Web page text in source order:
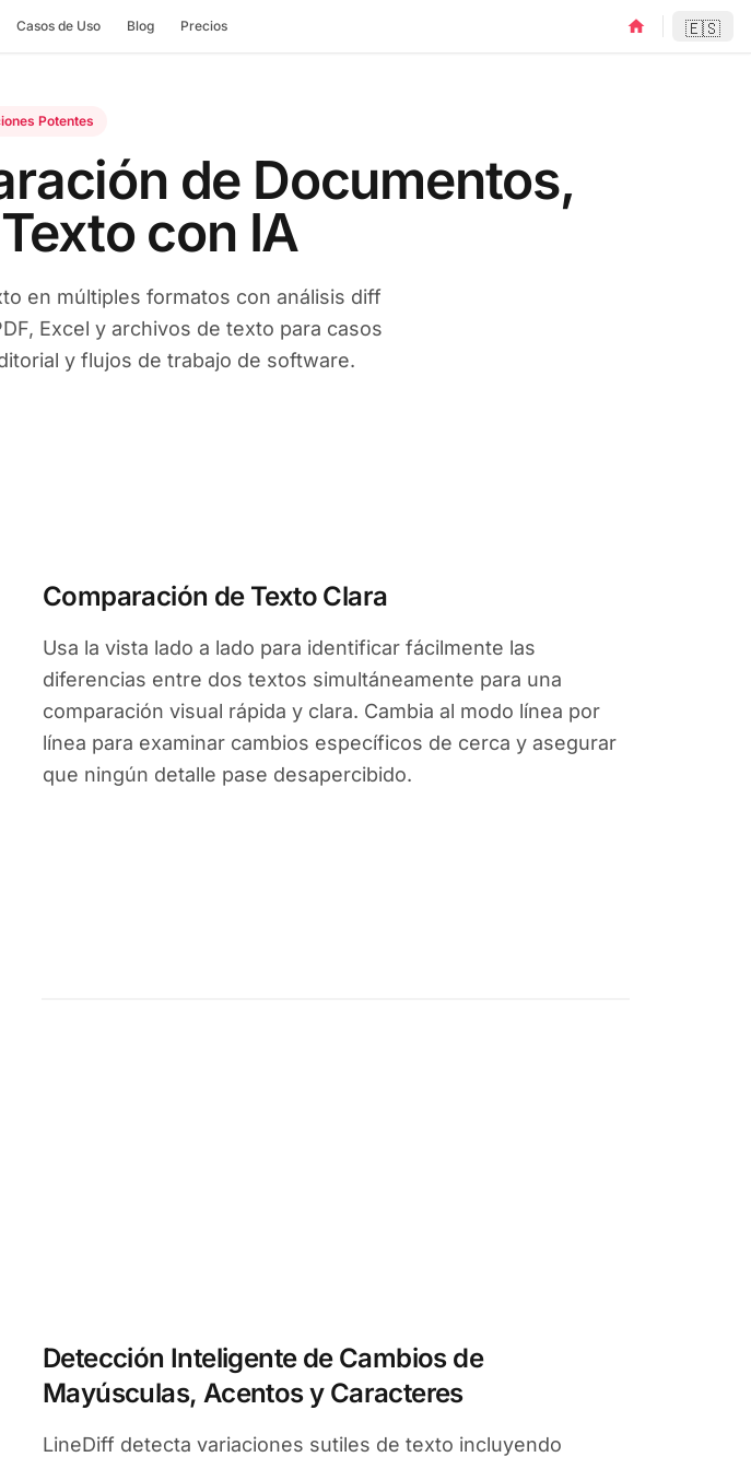
Casos de Uso Blog Precios home 🇪🇸
Potentes
de Documentos,
con IA
en múltiples formatos con análisis diff
Excel y archivos de texto para casos
y flujos de trabajo de software.
Comparación de Texto Clara
Usa la vista lado a lado para identificar fácilmente las
diferencias entre dos textos simultáneamente para una
comparación visual rápida y clara. Cambia al modo línea por
línea para examinar cambios específicos de cerca y asegurar
que ningún detalle pase desapercibido.
Detección Inteligente de Cambios de
Mayúsculas, Acentos y Caracteres
LineDiff detecta variaciones sutiles de texto incluyendo